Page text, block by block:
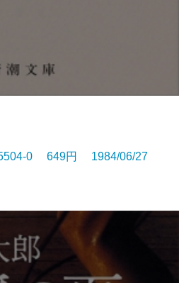
0 649円 1984/06/27